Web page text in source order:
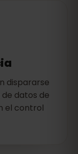
dispararse
datos de
el control